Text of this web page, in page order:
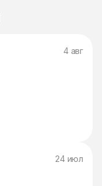
4 авг
24 июл